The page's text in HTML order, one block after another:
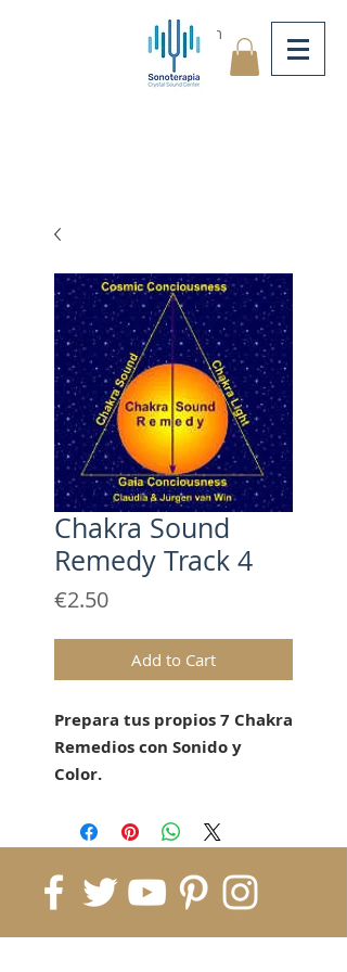
Log In
Chakra Sound
Remedy Track 4
€2.50Price
Add to Cart
Prepara tus propios 7 Chakra
Remedios con Sonido y
Color.
"Chakra Sound Remedy"
Presentamos una nueva
posibilidad de trabajar los
Chakras a través del sonido,